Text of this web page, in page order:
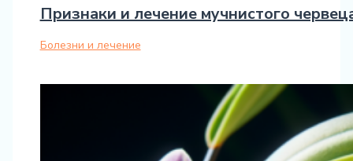
Признаки и лечение мучнистого
Болезни и лечение